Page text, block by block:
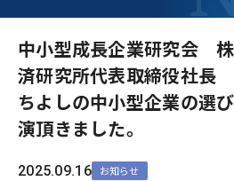
中小型成長企業研究会
済研究所代表取締役社長
ちよしの中小型企業の選
演頂きました。
2025.09.16 お知らせ